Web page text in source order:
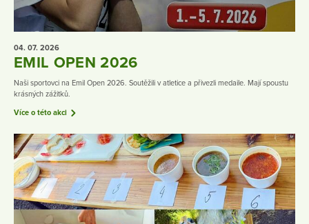
04. 07. 2026
EMIL OPEN 2026
Naši sportovci na Emil Open 2026. Soutěžili v atletice a přivezli medaile. Mají spoustu
krásných zážitků.
Více o této akci